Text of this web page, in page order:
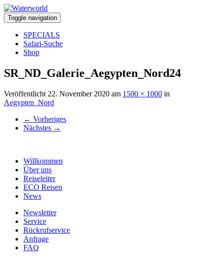
Toggle navigation
SPECIALS
Safari-Suche
Shop
SR_ND_Galerie_Aegypten_Nord24
Veröffentlicht 22. November 2020 am 1500 × 1000 in
Aegypten_Nord
← Vorheriges
Nächstes →
Willkommen
Über uns
Reiseleiter
ECO Reisen
News
Newsletter
Service
Rückrufservice
Anfrage
FAQ